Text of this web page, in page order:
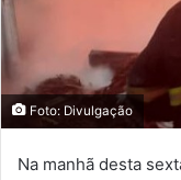
Foto: Divulgação
Na manhã desta